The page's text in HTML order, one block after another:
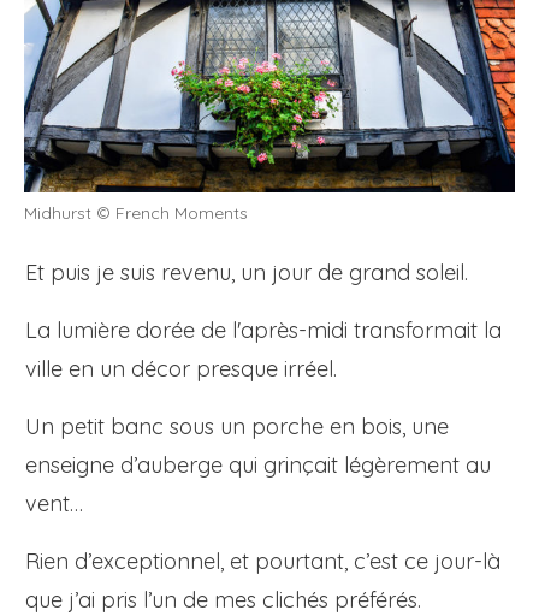
Midhurst © French Moments
Et puis je suis revenu, un jour de grand soleil.
La lumière dorée de l'après-midi transformait la
ville en un décor presque irréel.
Un petit banc sous un porche en bois, une
enseigne d’auberge qui grinçait légèrement au
vent…
Rien d’exceptionnel, et pourtant, c’est ce jour-là
que j’ai pris l’un de mes clichés préférés.